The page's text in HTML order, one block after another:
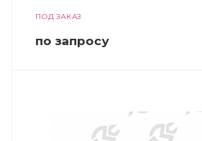
ПОД ЗАКАЗ
по запросу